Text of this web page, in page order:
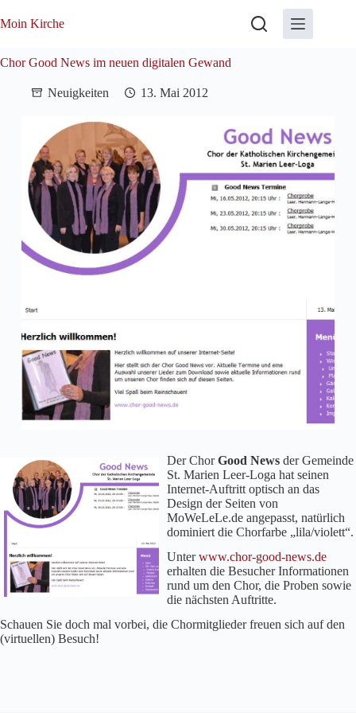
Inhalt
Moin Kirche
Chor Good News im neuen digitalen Gewand
Neuigkeiten 13. Mai 2012
Der ChorGood News der Gemeinde
St. Marien Leer-Loga hat seinen
Internet-Auftritt optisch an das
Design der Seiten von
MoWeLeLe.de angepasst, natürlich
dominiert die Chorfarbe „lila/violett“.
Unterwww.chor-good-news.de
erhalten die Besucher Informationen
rund um den Chor, die Proben sowie
die nächsten Auftritte.
Schauen Sie doch mal vorbei, die Chormitglieder freuen sich auf den
(virtuellen) Besuch!